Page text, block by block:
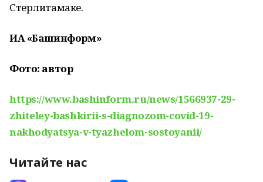
Стерлитамаке.
ИА «Башинформ»
Фото: автор
https://www.bashinform.ru/news/1566937-29-
zhiteley-bashkirii-s-diagnozom-covid-19-
nakhodyatsya-v-tyazhelom-sostoyanii/
Читайте нас